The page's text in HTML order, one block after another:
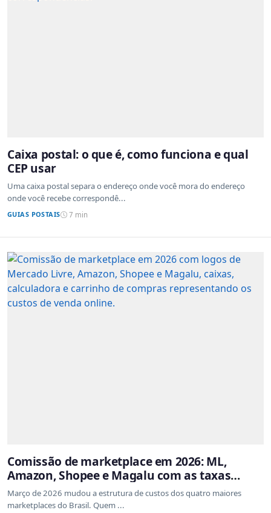
Caixa postal: o que é, como funciona e qual
CEP usar
Uma caixa postal separa o endereço onde você mora do endereço
onde você recebe correspondê...
GUIAS POSTAIS 7 min
Comissão de marketplace em 2026: ML,
Amazon, Shopee e Magalu com as taxas
atualizadas
Março de 2026 mudou a estrutura de custos dos quatro maiores
marketplaces do Brasil. Quem ...